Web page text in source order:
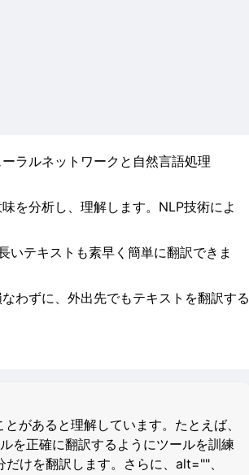
ラルネットワークと自然言語処理
を分析し、理解します。NLP技術によ
いテキストも素早く簡単に翻訳できま
わずに、外出先でもテキストを翻訳する
があると理解しています。たとえば、
を正確に翻訳するようにツールを訓練
けを翻訳します。さらに、alt=""、